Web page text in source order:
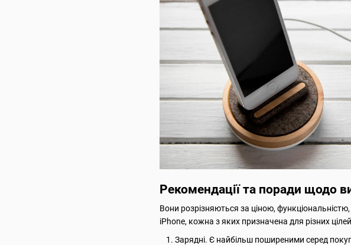
Рекомендації та поради щодо
Вони розрізняються за ціною,
iPhone, кожна з яких призначена для різних
Зарядні. Є найбільш поширеними серед